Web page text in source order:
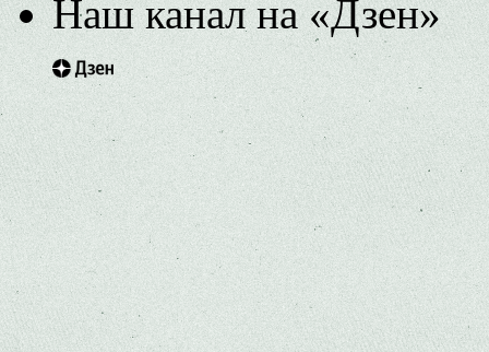
Наш канал на «Дзен»